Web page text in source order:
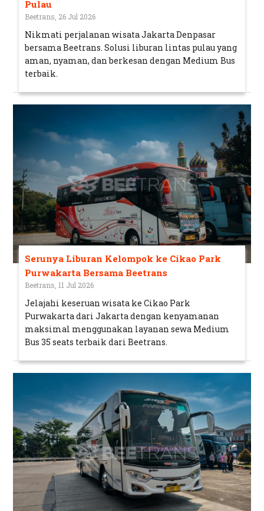
Pulau
Beetrans, 26 Jul 2026
Nikmati perjalanan wisata Jakarta Denpasar
bersama Beetrans. Solusi liburan lintas pulau yang
aman, nyaman, dan berkesan dengan Medium Bus
terbaik.
Serunya Liburan Kelompok ke Cikao Park
Purwakarta Bersama Beetrans
Beetrans, 11 Jul 2026
Jelajahi keseruan wisata ke Cikao Park
Purwakarta dari Jakarta dengan kenyamanan
maksimal menggunakan layanan sewa Medium
Bus 35 seats terbaik dari Beetrans.